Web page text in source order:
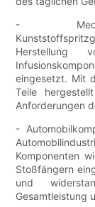
-
Herstellung
eingesetzt. Mit
Teile
Anforderungen
-
Komponenten
Stoßfängern
und
Gesamtleistung